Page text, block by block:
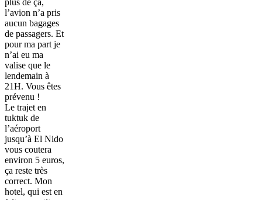
plus de ça,
l’avion n’a pris
aucun bagages
de passagers. Et
pour ma part je
n’ai eu ma
valise que le
lendemain à
21H. Vous êtes
prévenu !
Le trajet en
tuktuk de
l’aéroport
jusqu’à El Nido
vous coutera
environ 5 euros,
ça reste très
correct. Mon
hotel, qui est en